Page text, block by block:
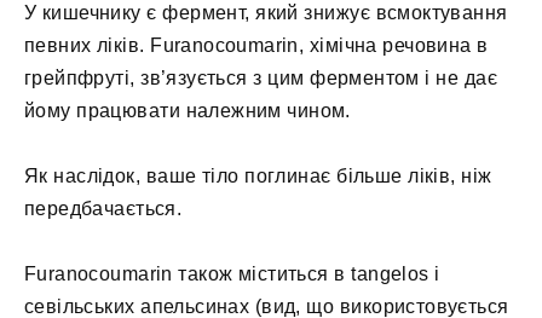
У кишечнику є фермент, який знижує всмоктування
певних ліків. Furanocoumarin, хімічна речовина в
грейпфруті, зв’язується з цим ферментом і не дає
йому працювати належним чином.
Як наслідок, ваше тіло поглинає більше ліків, ніж
передбачається.
Furanocoumarin також міститься в tangelos і
севільських апельсинах (вид, що використовується